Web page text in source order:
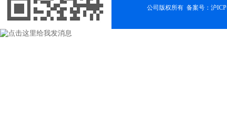
公司版权所有 备案号： 沪